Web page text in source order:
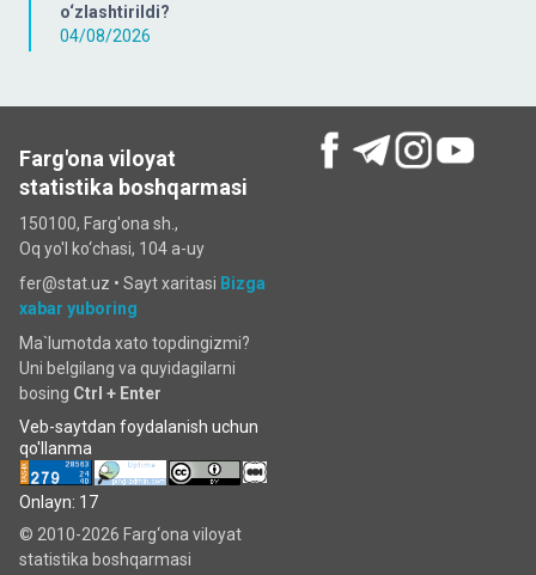
o‘zlashtirildi?
04/08/2026
Farg'ona viloyat
statistika boshqarmasi
150100, Farg'ona sh.,
Oq yo'l ko‘chаsi, 104 a-uy
fer@stat.uz • Sayt xaritasi Bizga
xabar yuboring
Ma`lumotda xato topdingizmi?
Uni belgilang va quyidagilarni
bosing Ctrl + Enter
Veb-saytdan foydalanish uchun
qo'llanma
Onlayn: 17
© 2010-2026 Farg‘ona viloyat
statistika boshqarmasi